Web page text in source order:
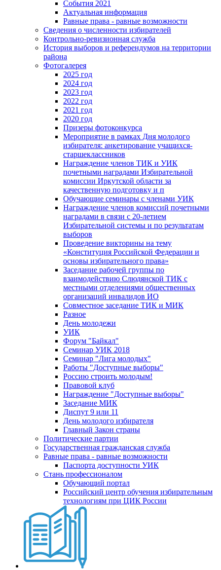
События 2021
Актуальная информация
Равные права - равные возможности
Сведения о численности избирателей
Контрольно-ревизионная служба
История выборов и референдумов на территории
района
Фотогалерея
2025 год
2024 год
2023 год
2022 год
2021 год
2020 год
Призеры фотоконкурса
Мероприятие в рамках Дня молодого
избирателя: анкетирование учащихся-
старшеклассников
Награждение членов ТИК и УИК
почетными наградами Избирательной
комиссии Иркутской области за
качественную подготовку и п
Обучающие семинары с членами УИК
Награждение членов комиссий почетными
наградами в связи с 20-летием
Избирательной системы и по результатам
выборов
Проведение викторины на тему
«Конституция Российской Федерации и
основы избирательного права»
Заседание рабочей группы по
взаимодействию Слюдянской ТИК с
местными отделениями общественных
организаций инвалидов ИО
Совместное заседание ТИК и МИК
Разное
День молодежи
УИК
Форум "Байкал"
Семинар УИК 2018
Семинар "Лига молодых"
Работы "Доступные выборы"
Россию строить молодым!
Правовой клуб
Награждение "Доступные выборы"
Заседание МИК
Диспут 9 или 11
День молодого избирателя
Главный Закон страны
Политические партии
Государственная гражданская служба
Равные права - равные возможности
Паспорта доступности УИК
Стань профессионалом
Обучающий портал
Российский центр обучения избирательным
технологиям при ЦИК России